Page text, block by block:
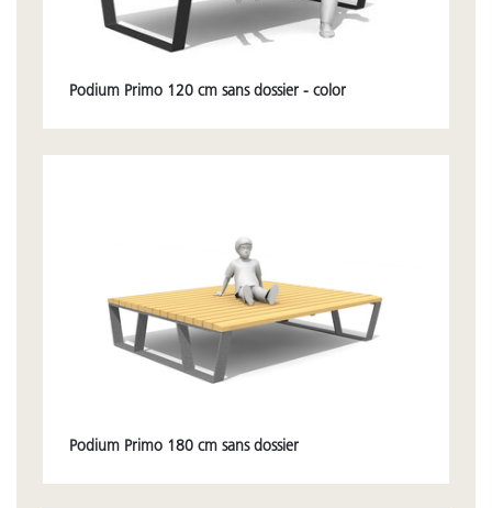
Podium Primo 120 cm sans dossier - color
Podium Primo 180 cm sans dossier